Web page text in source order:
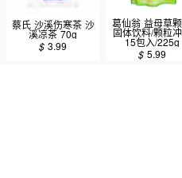
蔡氏 沙溪伤寒茶 沙
溪凉茶 70g
$3.99
葛仙翁 益母草
固体饮料/颗粒
15包入/225g
$ 5.99